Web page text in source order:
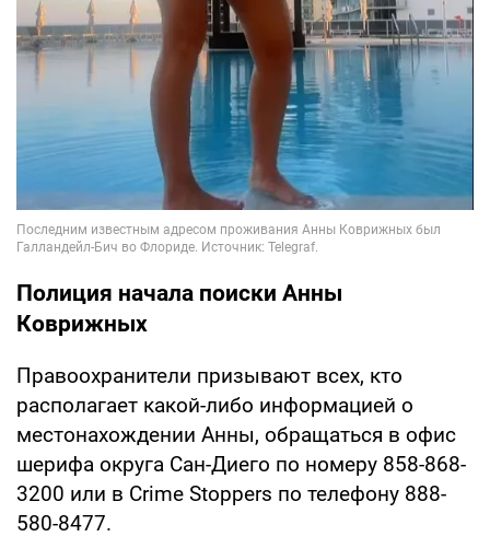
Полиция начала поиски Анны
Коврижных
Правоохранители призывают всех, кто
располагает какой-либо информацией о
местонахождении Анны, обращаться в офис
шерифа округа Сан-Диего по номеру 858-868-
3200 или в Crime Stoppers по телефону 888-
580-8477.